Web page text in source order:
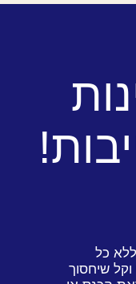
כל
שיחסוך